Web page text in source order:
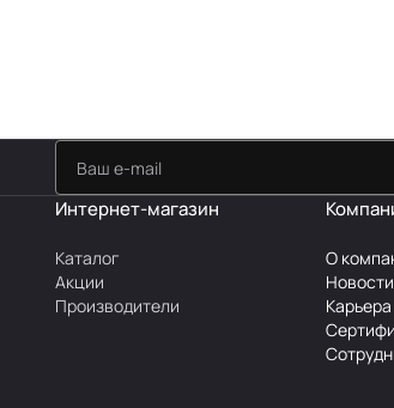
Интернет-магазин
Каталог
Акции
Производители
О
Новости
Карьера